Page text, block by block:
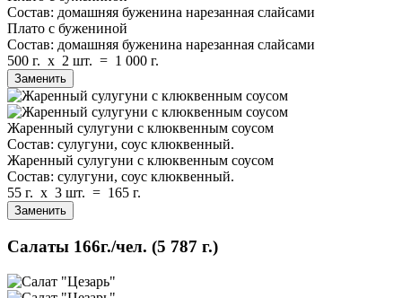
Состав: домашняя буженина нарезанная слайсами
Плато с бужениной
Состав: домашняя буженина нарезанная слайсами
500 г. x 2 шт. = 1 000 г.
Заменить
Жаренный сулугуни с клюквенным соусом
Состав: сулугуни, соус клюквенный.
Жаренный сулугуни с клюквенным соусом
Состав: сулугуни, соус клюквенный.
55 г. x 3 шт. = 165 г.
Заменить
Салаты 166г./чел. (5 787 г.)